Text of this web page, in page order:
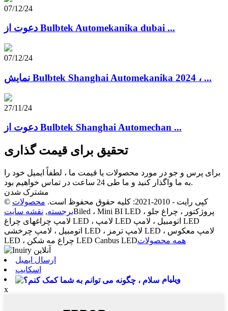
07/12/24
دعوت از Bulbtek Automekanika dubai ...
07/12/24
نمایش Bulbtek Shanghai Automekanika 2024 ، ...
27/11/24
دعوت از Bulbtek Shanghai Automechan ...
تحقیق برای قیمت گذاری
برای پرس و جو در مورد محصولات یا قیمت ما ، لطفاً ایمیل خود را
به ما واگذار کنید و ما طی 24 ساعت در تماس خواهیم بود.
مشترک شدن
© کپی رایت - 2010-2021: کلیه حقوق محفوظ است.
محصولات
برجسته, نقشه سایت
Biled ، Mini BI LED پروژکتور ، چراغ جلو ،
لامپ چراغهای چراغ LED ، لامپ LED اتومبیل ، لامپ LED
اتومبیل ، لامپ چرخشی LED ، لامپ ترمز LED ، لامپ معکوس
LED ، چراغ مه شکن LED Canbus LEDهمه محصولات
ارسال ایمیل
اسکایپ
ویلیام
x